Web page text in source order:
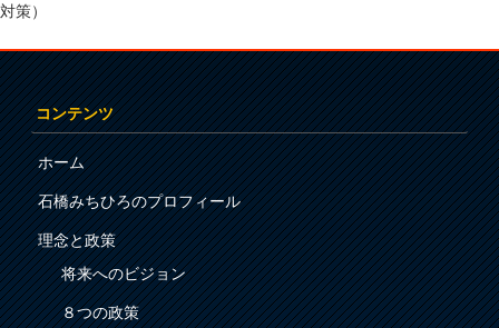
対策）
コンテンツ
ホーム
石橋みちひろのプロフィール
理念と政策
将来へのビジョン
８つの政策